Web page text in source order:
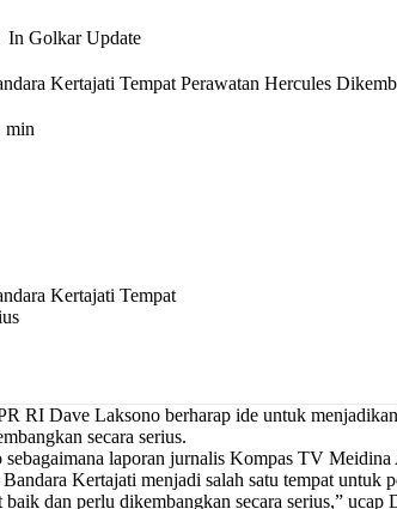
In Golkar Update
Kertajati Tempat Perawatan Hercules
min
Kertajati Tempat
RI Dave Laksono berharap ide untuk menjadikan
secara serius.
laporan jurnalis Kompas TV Meidina
Kertajati menjadi salah satu tempat untuk
dan perlu dikembangkan secara serius,” ucap